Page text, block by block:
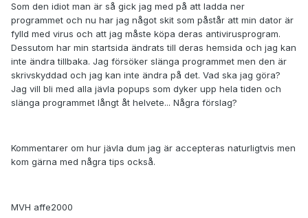
Som den idiot man är så gick jag med på att ladda ner
programmet och nu har jag något skit som påstår att min dator är
fylld med virus och att jag måste köpa deras antivirusprogram.
Dessutom har min startsida ändrats till deras hemsida och jag kan
inte ändra tillbaka. Jag försöker slänga programmet men den är
skrivskyddad och jag kan inte ändra på det. Vad ska jag göra?
Jag vill bli med alla jävla popups som dyker upp hela tiden och
slänga programmet långt åt helvete... Några förslag?
Kommentarer om hur jävla dum jag är accepteras naturligtvis men
kom gärna med några tips också.
MVH affe2000